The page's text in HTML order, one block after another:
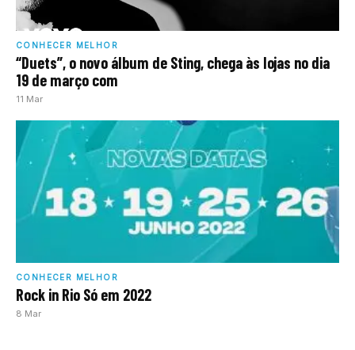
CONHECER MELHOR
“Duets”, o novo álbum de Sting, chega às lojas no dia
19 de março com
11 Mar
CONHECER MELHOR
Rock in Rio Só em 2022
8 Mar